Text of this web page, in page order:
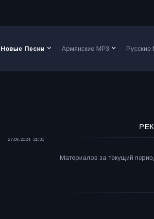
Новые Песни keyboard_arrow_down Армянские MP3 keyboard_arrow_down Русские
27.09.2024, 21:30
Материалов за текущий